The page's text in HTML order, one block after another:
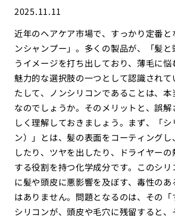
2025.11.11
近年のヘアケア市場で、すっかり定番
ンシャンプー」。多くの製品が、「髪
うイメージを打ち出しており、薄毛に悩
魅力的な選択肢の一つとして認識され
たして、ノンシリコンであることは、
なのでしょうか。そのメリットと、誤
しく理解しておきましょう。まず、「
ン）」とは、髪の表面をコーティング
したり、ツヤを出したり、ドライヤー
する役割を持つ化学成分です。このシ
に髪や頭皮に悪影響を及ぼす、毒性の
はありません。問題となるのは、その「
シリコンが、頭皮や毛穴に残留すると